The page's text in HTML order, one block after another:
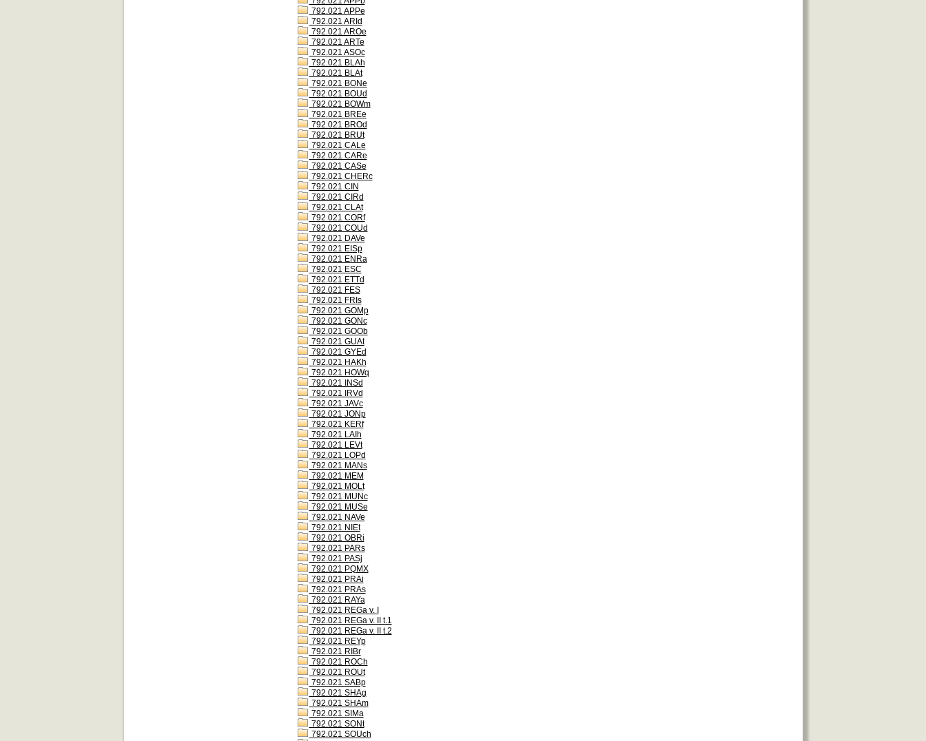
792.021 APPe
792.021 ARId
792.021 AROe
792.021 ARTe
792.021 ASOc
792.021 BLAh
792.021 BLAt
792.021 BONe
792.021 BOUd
792.021 BOWm
792.021 BREe
792.021 BROd
792.021 BRUt
792.021 CALe
792.021 CARe
792.021 CASe
792.021 CHERc
792.021 CIN
792.021 CIRd
792.021 CLAt
792.021 CORf
792.021 COUd
792.021 DAVe
792.021 EISp
792.021 ENRa
792.021 ESC
792.021 ETTd
792.021 FES
792.021 FRIs
792.021 GOMp
792.021 GONc
792.021 GOOb
792.021 GUAt
792.021 GYEd
792.021 HAKh
792.021 HOWq
792.021 INSd
792.021 IRVd
792.021 JAVc
792.021 JONp
792.021 KERf
792.021 LAIh
792.021 LEVt
792.021 LOPd
792.021 MANs
792.021 MEM
792.021 MOLt
792.021 MUNc
792.021 MUSe
792.021 NAVe
792.021 NIEt
792.021 OBRi
792.021 PARs
792.021 PASj
792.021 PQMX
792.021 PRAi
792.021 PRAs
792.021 RAYa
792.021 REGa v. I
792.021 REGa v. II t.1
792.021 REGa v. II t.2
792.021 REYp
792.021 RIBr
792.021 ROCh
792.021 ROUt
792.021 SABp
792.021 SHAg
792.021 SHAm
792.021 SIMa
792.021 SONt
792.021 SOUch